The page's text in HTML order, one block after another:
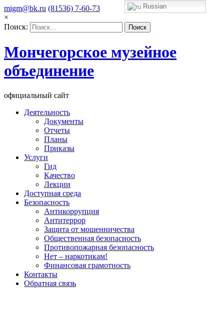
migm@bk.ru (81536) 7-60-73
×
Поиск:
Мончегорское музейное
объединение
официальный сайт
Деятельность
Документы
Отчеты
Планы
Приказы
Услуги
Гид
Качество
Лекции
Доступная среда
Безопасность
Антикоррупция
Антитеррор
Защита от мошенничества
Общественная безопасность
Противопожарная безопасность
Нет – наркотикам!
Финансовая грамотность
Контакты
Обратная связь
Russian